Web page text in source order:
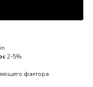
2-5%
фактора